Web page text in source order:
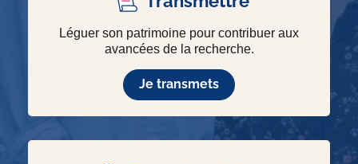
Léguer son patrimoine pour contribuer aux
avancées de la recherche.
Je transmets